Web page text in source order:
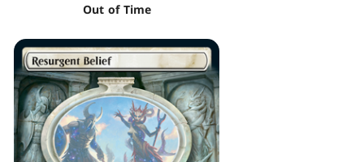
Out of Time